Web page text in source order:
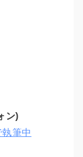
ン)
筆中